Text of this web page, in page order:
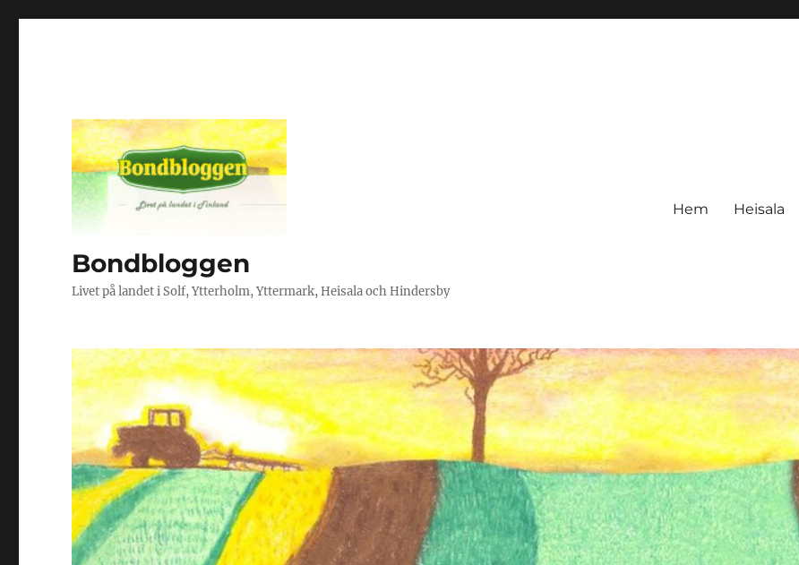
Bondbloggen
Livet på landet i Solf, Ytterholm, Yttermark, Heisala och Hindersby
Hem Heisala